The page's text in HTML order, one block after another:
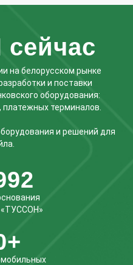
на белорусском рынке
и поставки
оборудования:
терминалов.
и решений для